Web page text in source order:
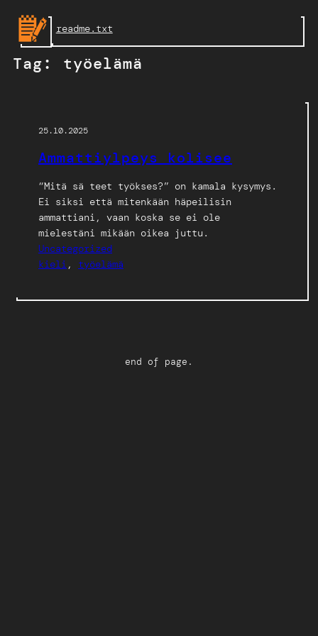
Skip
content
readme.txt
Tag: työelämä
25.10.2025
Ammattiylpeys kolisee
“Mitä sä teet työkses?” on kamala kysymys.
Ei siksi että mitenkään häpeilisin
ammattiani, vaan koska se ei ole
mielestäni mikään oikea juttu.
Uncategorized
kieli , työelämä
end of page.